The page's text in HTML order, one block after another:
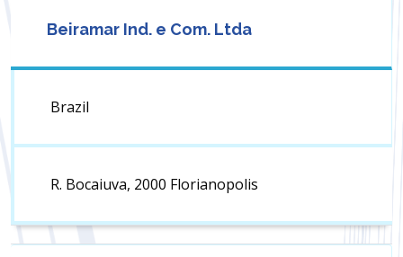
Beiramar Ind. e Com. Ltda
Brazil
R. Bocaiuva, 2000 Florianopolis